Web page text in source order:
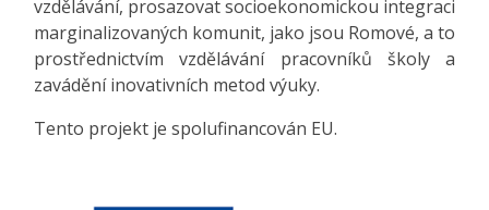
vzdělávání, prosazovat socioekonomickou integraci
marginalizovaných komunit, jako jsou Romové, a to
prostřednictvím vzdělávání pracovníků školy a
zavádění inovativních metod výuky.
Tento projekt je spolufinancován EU.